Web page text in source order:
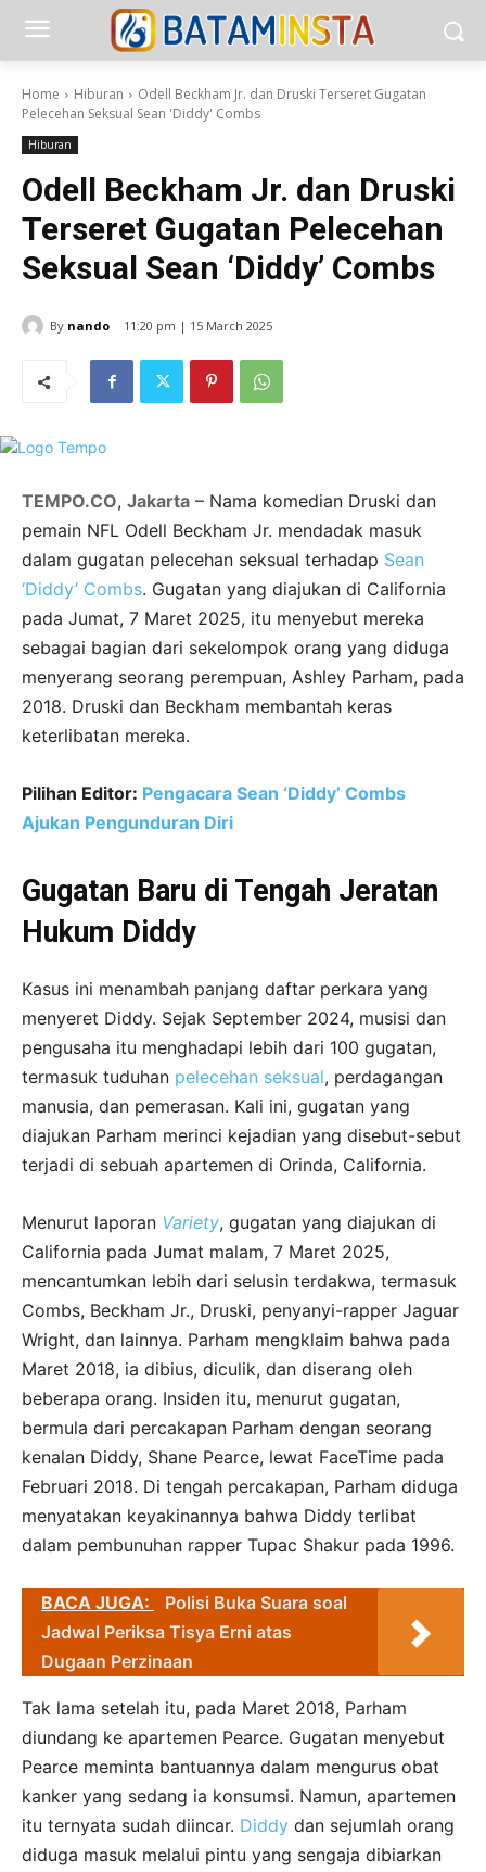
Home Hiburan
Odell Beckham Jr. dan Druski Terseret Gugatan
Pelecehan Seksual Sean 'Diddy' Combs
Hiburan
Odell Beckham Jr. dan Druski
Terseret Gugatan Pelecehan
Seksual Sean ‘Diddy’ Combs
By nando 11:20 pm | 15 March 2025
TEMPO.CO, Jakarta – Nama komedian Druski dan
pemain NFL Odell Beckham Jr. mendadak masuk
dalam gugatan pelecehan seksual terhadap Sean
‘Diddy’ Combs. Gugatan yang diajukan di California
pada Jumat, 7 Maret 2025, itu menyebut mereka
sebagai bagian dari sekelompok orang yang diduga
menyerang seorang perempuan, Ashley Parham, pada
2018. Druski dan Beckham membantah keras
keterlibatan mereka.
Pilihan Editor: Pengacara Sean ‘Diddy’ Combs
Ajukan Pengunduran Diri
Gugatan Baru di Tengah Jeratan
Hukum Diddy
Kasus ini menambah panjang daftar perkara yang
menyeret Diddy. Sejak September 2024, musisi dan
pengusaha itu menghadapi lebih dari 100 gugatan,
termasuk tuduhan pelecehan seksual, perdagangan
manusia, dan pemerasan. Kali ini, gugatan yang
diajukan Parham merinci kejadian yang disebut-sebut
terjadi di sebuah apartemen di Orinda, California.
Menurut laporan Variety, gugatan yang diajukan di
California pada Jumat malam, 7 Maret 2025,
mencantumkan lebih dari selusin terdakwa, termasuk
Combs, Beckham Jr., Druski, penyanyi-rapper Jaguar
Wright, dan lainnya. Parham mengklaim bahwa pada
Maret 2018, ia dibius, diculik, dan diserang oleh
beberapa orang. Insiden itu, menurut gugatan,
bermula dari percakapan Parham dengan seorang
kenalan Diddy, Shane Pearce, lewat FaceTime pada
Februari 2018. Di tengah percakapan, Parham diduga
menyatakan keyakinannya bahwa Diddy terlibat
dalam pembunuhan rapper Tupac Shakur pada 1996.
BACA JUGA:
Polisi Buka Suara soal
Jadwal Periksa Tisya Erni atas
Dugaan Perzinaan
Tak lama setelah itu, pada Maret 2018, Parham
diundang ke apartemen Pearce. Gugatan menyebut
Pearce meminta bantuannya dalam mengurus obat
kanker yang sedang ia konsumsi. Namun, apartemen
itu ternyata sudah diincar. Diddy dan sejumlah orang
diduga masuk melalui pintu yang sengaja dibiarkan